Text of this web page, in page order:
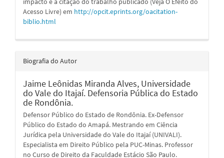
Acesso Livre) em http://opcit.eprints.org/oacitation-
biblio.html
Biografia do Autor
Jaime Leônidas Miranda Alves, Universidade
do Vale do Itajaí. Defensoria Pública do Estado
de Rondônia.
Defensor Público do Estado de Rondônia. Ex-Defensor
Público do Estado do Amapá. Mestrando em Ciência
Jurídica pela Universidade do Vale do Itajaí (UNIVALI).
Especialista em Direito Público pela PUC-Minas. Professor
no Curso de Direito da Faculdade Estácio São Paulo.